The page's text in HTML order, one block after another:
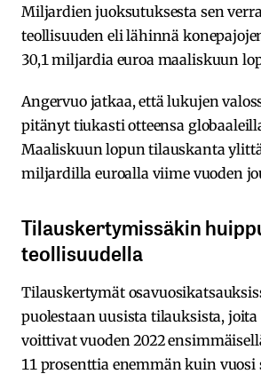
Miljardien juoksutuksesta sen
teollisuuden eli lähinnä
30,1 miljardia euroa maaliskuun
Angervuo jatkaa, että lukujen
pitänyt tiukasti otteensa
Maaliskuun lopun tilauskanta
miljardilla euroalla viime vuoden
Tilauskertymissäkin
teollisuudella
Tilauskertymät
puolestaan uusista tilauksista, joita
voittivat vuoden 2022
11 prosenttia enemmän kuin vuosi